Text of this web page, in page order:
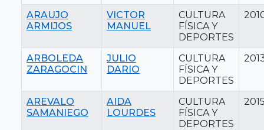
ARAUJO
ARMIJOS
VICTOR
MANUEL
CULTURA
FÍSICA Y
DEPORTES
ARBOLEDA
ZARAGOCIN
JULIO
DARIO
CULTURA
FÍSICA Y
DEPORTES
AREVALO
SAMANIEGO
AIDA
LOURDES
CULTURA
FÍSICA Y
DEPORTES